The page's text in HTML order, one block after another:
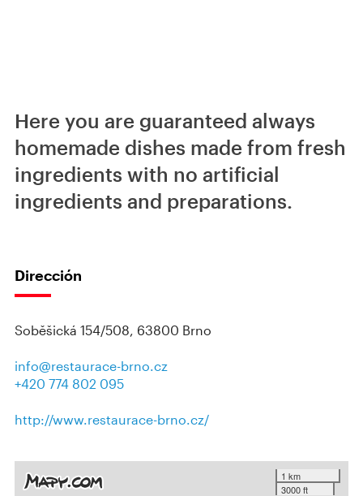
Here you are guaranteed always
homemade dishes made from fresh
ingredients with no artificial
ingredients and preparations.
Dirección
Soběšická 154/508, 63800 Brno
info@restaurace-brno.cz
+420 774 802 095
http://www.restaurace-brno.cz/
1 km
3000 ft